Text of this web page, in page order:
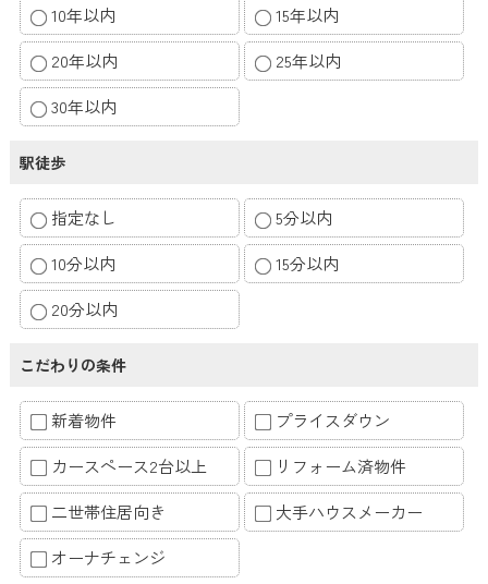
10年以内
15年以内
20年以内
25年以内
30年以内
駅徒歩
指定なし
5分以内
10分以内
15分以内
20分以内
こだわりの条件
新着物件
プライスダウン
カースペース2台以上
リフォーム済物件
二世帯住居向き
大手ハウスメーカー
オーナチェンジ